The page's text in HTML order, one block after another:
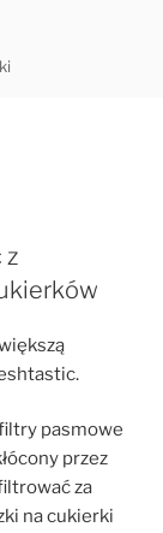
z
pasmowe
przez
za
na cukierki